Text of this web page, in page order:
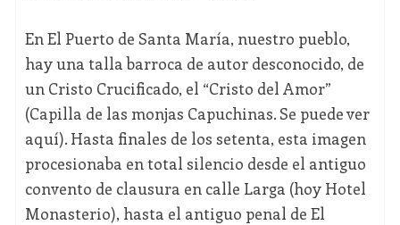
En El Puerto de Santa María, nuestro pueblo,
hay una talla barroca de autor desconocido, de
un Cristo Crucificado, el “Cristo del Amor”
(Capilla de las monjas Capuchinas. Se puede ver
aquí). Hasta finales de los setenta, esta imagen
procesionaba en total silencio desde el antiguo
convento de clausura en calle Larga (hoy Hotel
Monasterio), hasta el antiguo penal de El